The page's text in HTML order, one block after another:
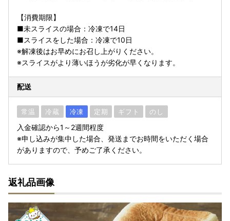
【消費期限】
■未スライスの場合：冷凍で14日
■スライスをした場合：冷凍で10日
※解凍後はお早めにお召し上がりください。
※スライスがより薄いほうが劣化が早くなります。
配送
常温 冷蔵 冷凍 定期 ギフト のし
入金確認から1～2週間程度
※申し込みが集中した場合、発送までお時間をいただく場合
がありますので、予めご了承ください。
返礼品画像